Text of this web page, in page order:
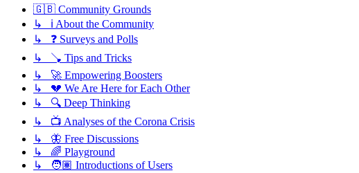
🇬🇧 Community Grounds
↳ ℹ️ About the Community
↳ ❓ Surveys and Polls
↳ 🪠 Tips and Tricks
↳ 🚀 Empowering Boosters
↳ 💔 We Are Here for Each Other
↳ 🔍 Deep Thinking
↳ 📺 Analyses of the Corona Crisis
↳ 🦋 Free Discussions
↳ 🌈 Playground
↳ 🧑🏽 Introductions of Users